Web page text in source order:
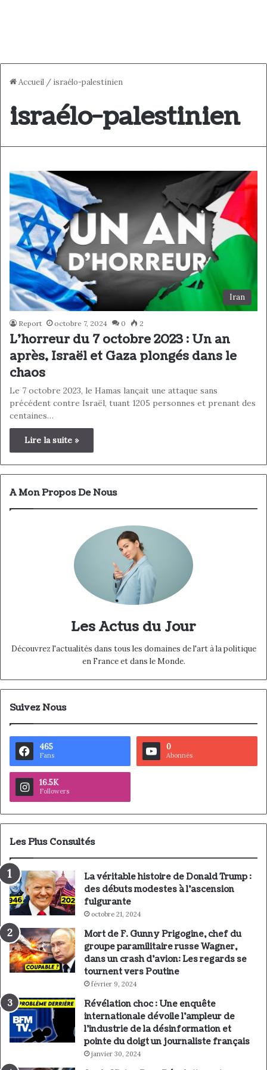
Accueil / israélo-palestinien
israélo-palestinien
Iran
Report octobre 7, 2024 0 2
L’horreur du 7 octobre 2023 : Un an
après, Israël et Gaza plongés dans le
chaos
Le 7 octobre 2023, le Hamas lançait une attaque sans
précédent contre Israël, tuant 1205 personnes et prenant des
centaines…
Lire la suite »
A Mon Propos De Nous
Les Actus du Jour
Découvrez l'actualités dans tous les domaines de l'art à la politique
en France et dans le Monde.
Suivez Nous
465
Fans
0
Abonnés
16.5K
Followers
Les Plus Consultés
La véritable histoire de Donald Trump :
des débuts modestes à l’ascension
fulgurante
octobre 21, 2024
Mort de F. Gunny Prigogine, chef du
groupe paramilitaire russe Wagner,
dans un crash d’avion: Les regards se
tournent vers Poutine
février 9, 2024
Révélation choc : Une enquête
internationale dévoile l’ampleur de
l’industrie de la désinformation et
pointe du doigt un journaliste français
janvier 30, 2024